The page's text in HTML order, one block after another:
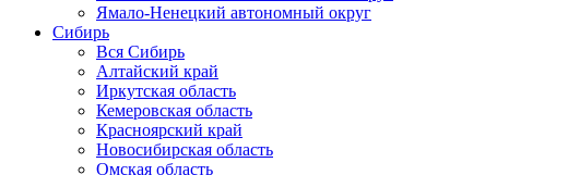
Ямало-Ненецкий автономный округ
Сибирь
Вся Сибирь
Алтайский край
Иркутская область
Кемеровская область
Красноярский край
Новосибирская область
Омская область